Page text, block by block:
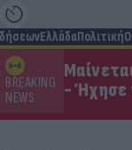
ΕλλάδαΠολιτική
BREAKING
NEWS
- Ήχησε